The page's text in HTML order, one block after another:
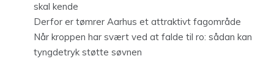
skal kende
Derfor er tømrer Aarhus et attraktivt fagområde
Når kroppen har svært ved at falde til ro: sådan kan
tyngdetryk støtte søvnen